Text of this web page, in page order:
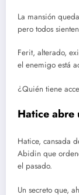
La mansión
pero todos
Ferit, alterado,
el enemigo está
¿Quién tiene
Hatice abre
Hatice, cansada
Abidin que
el pasado.
Un secreto que,